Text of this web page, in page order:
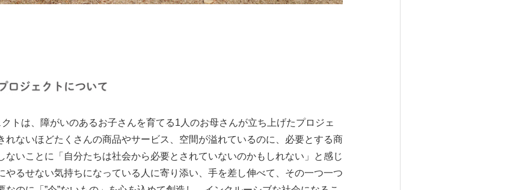
トは、障がいのあるお子さんを育てる1人のお母さんが立ち上げたプロジェ
れないほどたくさんの商品やサービス、空間が溢れているのに、必要とする商
ないことに「自分たちは社会から必要とされていないのかもしれない」と感じ
るせない気持ちになっている人に寄り添い、手を差し伸べて、その一つ一つ